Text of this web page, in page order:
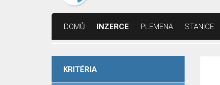
DOMŮ INZERCE PLEMENA STANICE
KRITÉRIA